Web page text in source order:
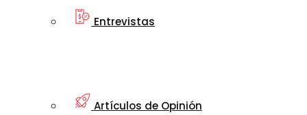
Entrevistas
Artículos de Opinión